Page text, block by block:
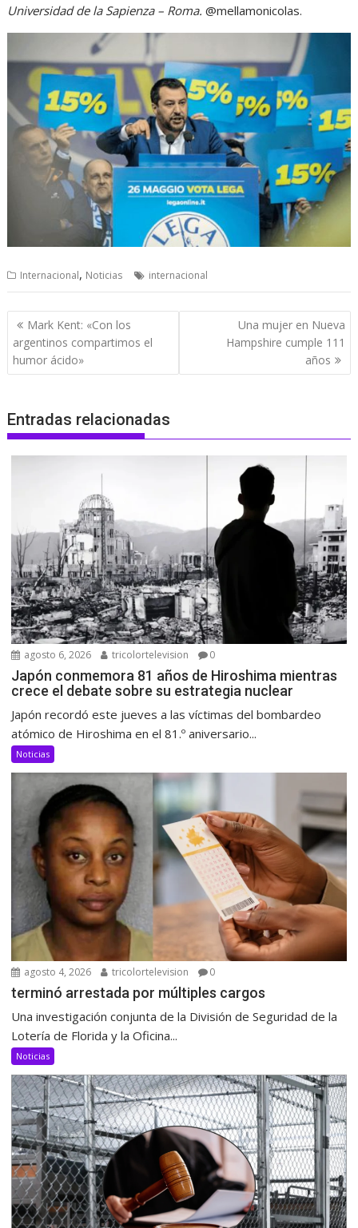
Universidad de la Sapienza – Roma.@mellamonicolas.
Internacional, Noticias internacional
Navegación
de
entradas
Mark Kent: «Con los
argentinos compartimos el
humor ácido»
Una mujer en Nueva
Hampshire cumple 111
años
Entradas relacionadas
agosto 6, 2026 tricolortelevision 0
Japón conmemora 81 años de Hiroshima mientras
crece el debate sobre su estrategia nuclear
Japón recordó este jueves a las víctimas del bombardeo
atómico de Hiroshima en el 81.º aniversario...
Noticias
agosto 4, 2026 tricolortelevision 0
terminó arrestada por múltiples cargos
Una investigación conjunta de la División de Seguridad de la
Lotería de Florida y la Oficina...
Noticias